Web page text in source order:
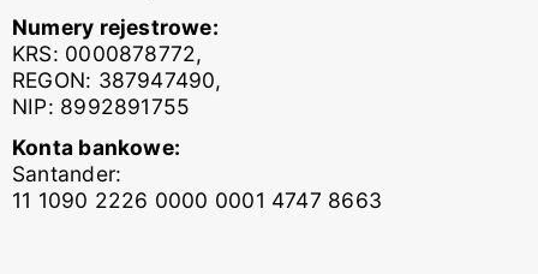
Numery rejestrowe:
KRS: 0000878772,
REGON: 387947490,
NIP: 8992891755
Konta bankowe:
Santander:
11 1090 2226 0000 0001 4747 8663